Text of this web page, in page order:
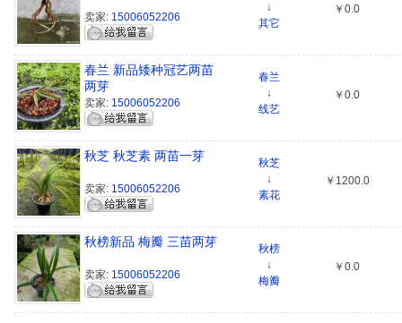
卖家: 15006052206
↓
其它
￥0.0
春兰 新品矮种冠艺两苗
两芽
卖家: 15006052206
春兰
↓
线艺
￥0.0
秋芝 秋芝素 两苗一芽
卖家: 15006052206
秋芝
↓
素花
￥1200.0
秋榜新品 梅瓣 三苗两芽
卖家: 15006052206
秋榜
↓
梅瓣
￥0.0